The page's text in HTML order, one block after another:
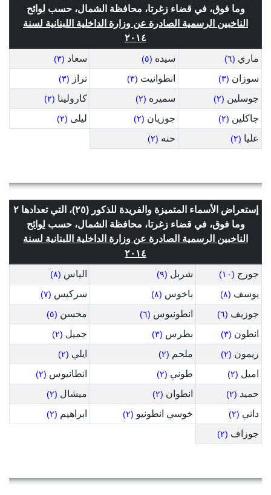
وما فوق، في قضاء زغرتا، محافظة الشمال، حسب لوائح
الناخبين الرسمية الصادرة عن وزارة الداخلية اللبنانية لسنة
٢٠١٤
ماري (٦) سيده (٥) سعاد (٣)
سوزان (٣) انطوانيت (٣) تراز (٣)
جوسلين (٢) سميره (٢) كارولينا (٢)
جاكلين (٢) جوزيان (٢) ليلى (٢)
عليا (٢) حنه (٢)
إستعراض الأسماء المتميزة والفريدة للذكور (٢٥)، التي تعدادها ٢
وما فوق، في قضاء زغرتا، محافظة الشمال، حسب لوائح
الناخبين الرسمية الصادرة عن وزارة الداخلية اللبنانية لسنة
٢٠١٤
جورج (١٠) شربل (٩) الياس (٨)
يوسف (٨) باخوس (٨) سركيس (٧)
جوزيف (٦) انطونيوس (٦) محسن (٥)
انطون (٣) بطرس (٣) جميل (٢)
ريمون (٢) ملحم (٢) ايلي (٢)
اميل (٢) طوني (٢) انطانيوس (٢)
حميد (٢) انطوان (٢) ميشال (٢)
داني (٢) خوسي انطونيو (٢) ابراهيم (٢)
جوزاف (٢)